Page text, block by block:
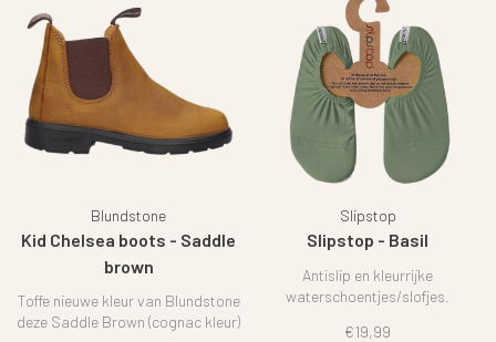
Blundstone
Kid Chelsea boots - Saddle
brown
Toffe nieuwe kleur van Blundstone
deze Saddle Brown (cognac kleur)
Slipstop
Slipstop - Basil
Antislip en kleurrijke
waterschoentjes/slofjes.
€19,99